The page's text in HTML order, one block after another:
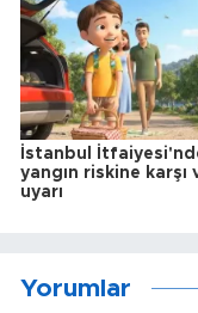
İstanbul
yangın riskine karşı
uyarı
Yorumlar